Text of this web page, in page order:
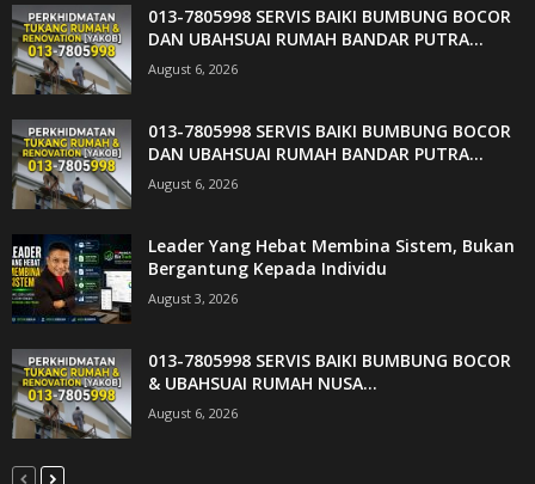
013-7805998 SERVIS BAIKI BUMBUNG BOCOR
DAN UBAHSUAI RUMAH BANDAR PUTRA...
August 6, 2026
013-7805998 SERVIS BAIKI BUMBUNG BOCOR
DAN UBAHSUAI RUMAH BANDAR PUTRA...
August 6, 2026
Leader Yang Hebat Membina Sistem, Bukan
Bergantung Kepada Individu
August 3, 2026
013-7805998 SERVIS BAIKI BUMBUNG BOCOR
& UBAHSUAI RUMAH NUSA...
August 6, 2026